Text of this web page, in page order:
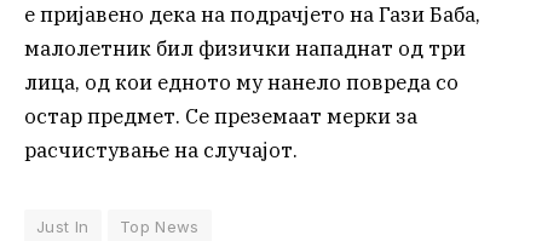
е пријавено дека на подрачјето на Гази Баба,
малолетник бил физички нападнат од три
лица, од кои едното му нанело повреда со
остар предмет. Се преземаат мерки за
расчистување на случајот.
Just In Top News